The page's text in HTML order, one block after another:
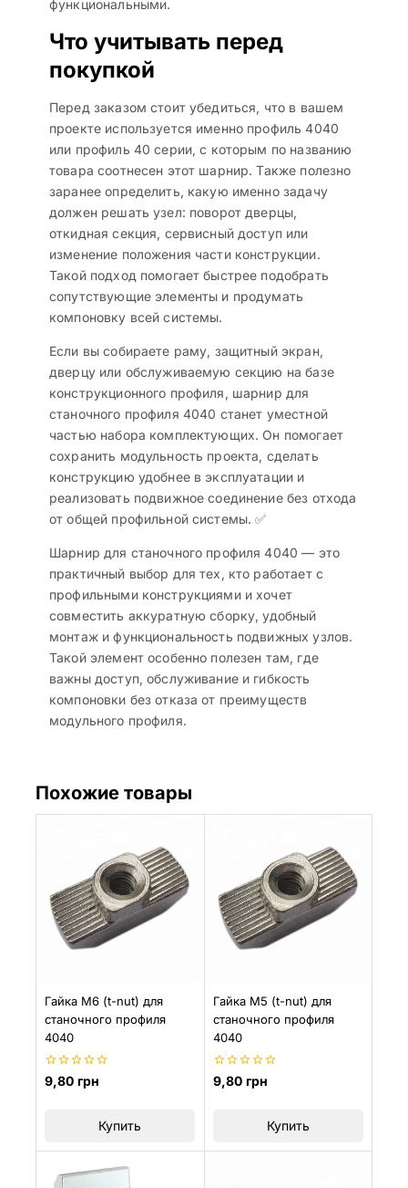
функциональными.
Что учитывать перед
покупкой
Перед заказом стоит убедиться, что в вашем
проекте используется именно профиль 4040
или профиль 40 серии, с которым по названию
товара соотнесен этот шарнир. Также полезно
заранее определить, какую именно задачу
должен решать узел: поворот дверцы,
откидная секция, сервисный доступ или
изменение положения части конструкции.
Такой подход помогает быстрее подобрать
сопутствующие элементы и продумать
компоновку всей системы.
Если вы собираете раму, защитный экран,
дверцу или обслуживаемую секцию на базе
конструкционного профиля, шарнир для
станочного профиля 4040 станет уместной
частью набора комплектующих. Он помогает
сохранить модульность проекта, сделать
конструкцию удобнее в эксплуатации и
реализовать подвижное соединение без отхода
от общей профильной системы. ✅
Шарнир для станочного профиля 4040 — это
практичный выбор для тех, кто работает с
профильными конструкциями и хочет
совместить аккуратную сборку, удобный
монтаж и функциональность подвижных узлов.
Такой элемент особенно полезен там, где
важны доступ, обслуживание и гибкость
компоновки без отказа от преимуществ
модульного профиля.
Похожие товары
Гайка М6 (t-nut) для
станочного профиля
4040
0
из
9,80 грн
Купить
Гайка М5 (t-nut) для
станочного профиля
4040
0
из
9,80 грн
Купить